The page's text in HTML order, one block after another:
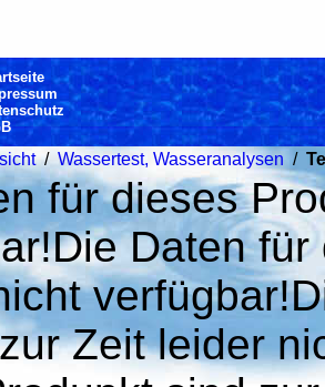
/ Wassertest, Wasseranalysen /
für dieses
Daten
Zeit leider